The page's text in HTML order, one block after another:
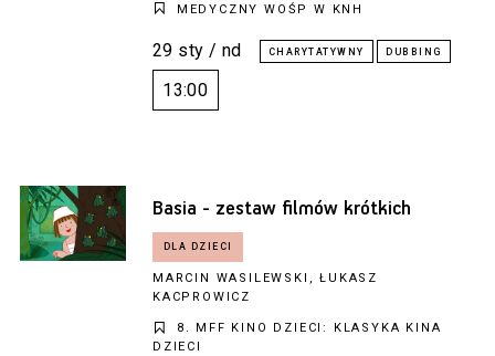
MEDYCZNY WOŚP W KNH
29 sty / nd
13:00
Basia - zestaw filmów krótkich
MARCIN WASILEWSKI, ŁUKASZ
KACPROWICZ
8. MFF KINO DZIECI: KLASYKA KINA
DZIECI